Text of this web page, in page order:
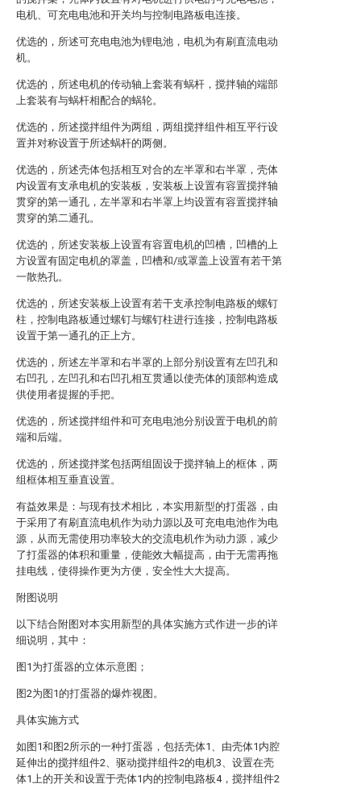
电机、可充电电池和开关均与控制电路板电连接。
优选的，所述可充电电池为锂电池，电机为有刷直流电动
机。
优选的，所述电机的传动轴上套装有蜗杆，搅拌轴的端部
上套装有与蜗杆相配合的蜗轮。
优选的，所述搅拌组件为两组，两组搅拌组件相互平行设
置并对称设置于所述蜗杆的两侧。
优选的，所述壳体包括相互对合的左半罩和右半罩，壳体
内设置有支承电机的安装板，安装板上设置有容置搅拌轴
贯穿的第一通孔，左半罩和右半罩上均设置有容置搅拌轴
贯穿的第二通孔。
优选的，所述安装板上设置有容置电机的凹槽，凹槽的上
方设置有固定电机的罩盖，凹槽和/或罩盖上设置有若干第
一散热孔。
优选的，所述安装板上设置有若干支承控制电路板的螺钉
柱，控制电路板通过螺钉与螺钉柱进行连接，控制电路板
设置于第一通孔的正上方。
优选的，所述左半罩和右半罩的上部分别设置有左凹孔和
右凹孔，左凹孔和右凹孔相互贯通以使壳体的顶部构造成
供使用者提握的手把。
优选的，所述搅拌组件和可充电电池分别设置于电机的前
端和后端。
优选的，所述搅拌桨包括两组固设于搅拌轴上的框体，两
组框体相互垂直设置。
有益效果是：与现有技术相比，本实用新型的打蛋器，由
于采用了有刷直流电机作为动力源以及可充电电池作为电
源，从而无需使用功率较大的交流电机作为动力源，减少
了打蛋器的体积和重量，使能效大幅提高，由于无需再拖
挂电线，使得操作更为方便，安全性大大提高。
附图说明
以下结合附图对本实用新型的具体实施方式作进一步的详
细说明，其中：
图1为打蛋器的立体示意图；
图2为图1的打蛋器的爆炸视图。
具体实施方式
如图1和图2所示的一种打蛋器，包括壳体1、由壳体1内腔
延伸出的搅拌组件2、驱动搅拌组件2的电机3、设置在壳
体1上的开关和设置于壳体1内的控制电路板4，搅拌组件2